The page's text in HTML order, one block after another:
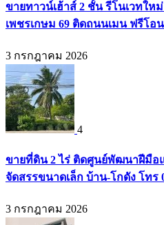
ขายทาวน์เฮ้าส์ 2 ชั้น รีโนเวทให
เพชรเกษม 69 ติดถนนเมน ฟรีโอน
3 กรกฎาคม 2026
4
ขายที่ดิน 2 ไร่ ติดศูนย์พัฒนาฝีมือ
จัดสรรขนาดเล็ก บ้าน-โกดัง โทร
3 กรกฎาคม 2026